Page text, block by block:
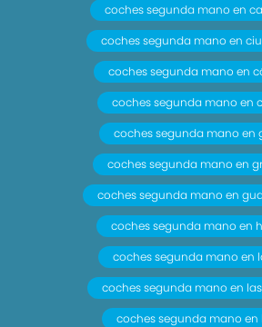
coches segunda mano en
coches segunda mano en
coches segunda mano en
coches segunda mano en
coches segunda mano en
coches segunda mano en
coches segunda mano en
coches segunda mano en
coches segunda mano en
coches segunda mano en
coches segunda mano en